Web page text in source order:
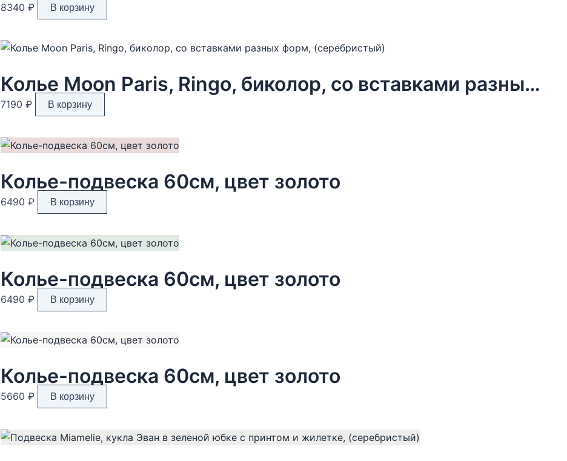
8340 ₽ В корзину
Колье Moon Paris, Ringo, биколор, со вставками разных форм, (серебристый)
7190 ₽ В корзину
Колье-подвеска 60см, цвет золото
6490 ₽ В корзину
Колье-подвеска 60см, цвет золото
6490 ₽ В корзину
Колье-подвеска 60см, цвет золото
5660 ₽ В корзину